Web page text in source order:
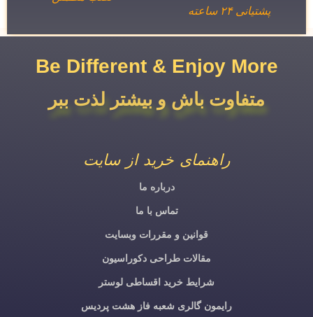
پشتیانی ۲۴ ساعته
Be Different & Enjoy More​
متفاوت باش و بیشتر لذت ببر
راهنمای خرید از سایت
درباره ما
تماس با ما
قوانین و مقررات وبسایت
مقالات طراحی دکوراسیون
شرایط خرید اقساطی لوستر
رایمون گالری شعبه فاز هشت پردیس